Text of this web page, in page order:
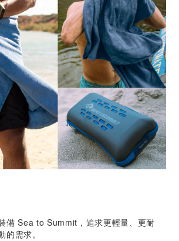
備 Sea to Summit，追求更輕量、更耐
的需求。